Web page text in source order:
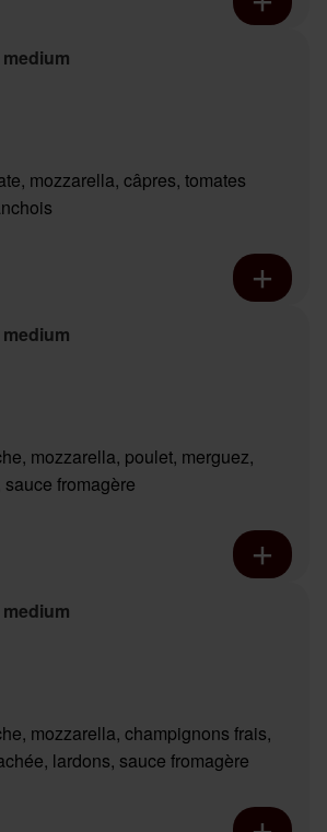
mozzarella, câpres, tomates
mozzarella, poulet, merguez,
fromagère
mozzarella, champignons frais,
lardons, sauce fromagère